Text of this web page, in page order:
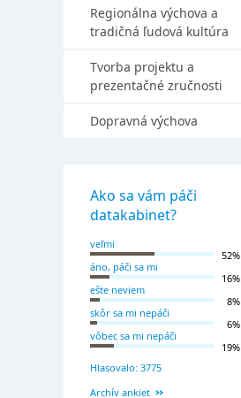
Regionálna výchova a
tradičná ľudová kultúra
Tvorba projektu a
prezentačné zručnosti
Dopravná výchova
Ako sa vám páči
datakabinet?
veľmi
52%
áno, páči sa mi
16%
ešte neviem
8%
skôr sa mi nepáči
6%
vôbec sa mi nepáči
19%
Hlasovalo: 3775
Archív ankiet